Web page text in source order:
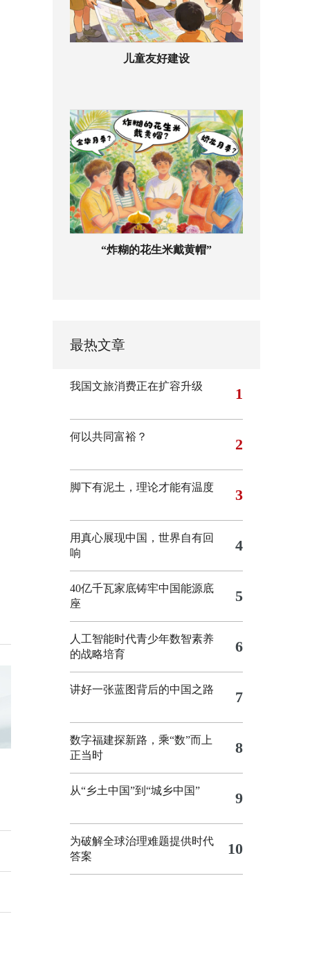
儿童友好建设
“炸糊的花生米戴黄帽”
最热文章
我国文旅消费正在扩容升级 1
何以共同富裕？ 2
脚下有泥土，理论才能有温度 3
用真心展现中国，世界自有回
响
4
40亿千瓦家底铸牢中国能源底
座
5
人工智能时代青少年数智素养
的战略培育
6
讲好一张蓝图背后的中国之路 7
数字福建探新路，乘“数”而上
正当时
8
从“乡土中国”到“城乡中国” 9
为破解全球治理难题提供时代
答案
10